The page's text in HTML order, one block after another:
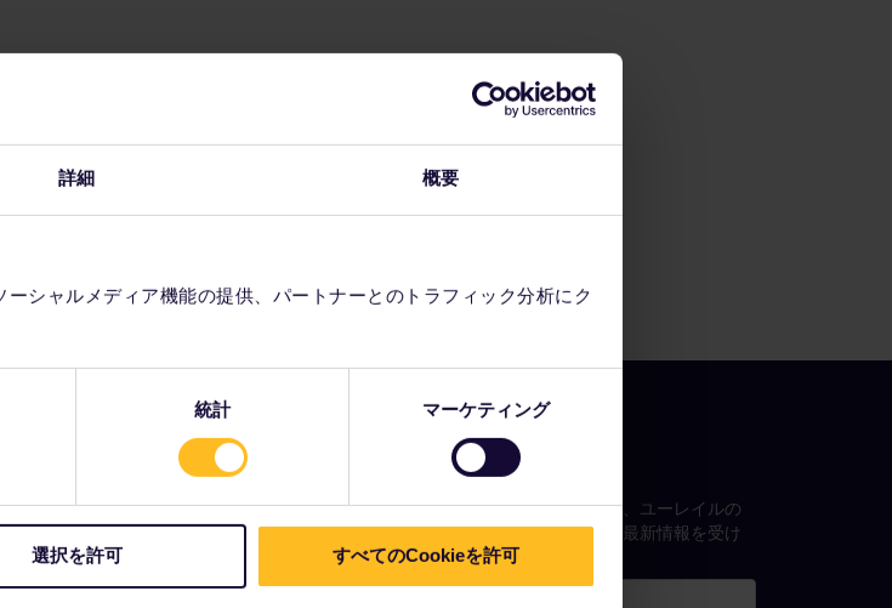
詳細 概要
シャルメディア機能の提供、パートナーとのトラフィック分析にク
統計 マーケティング
選択を許可 すべてのCookieを許可
ご予約に関する条件
払戻しと交換
お知らせを受信
ニュースレターに登録すると、ユーレイルの
旅行のインスピレーションや最新情報を受け
取ることができます！